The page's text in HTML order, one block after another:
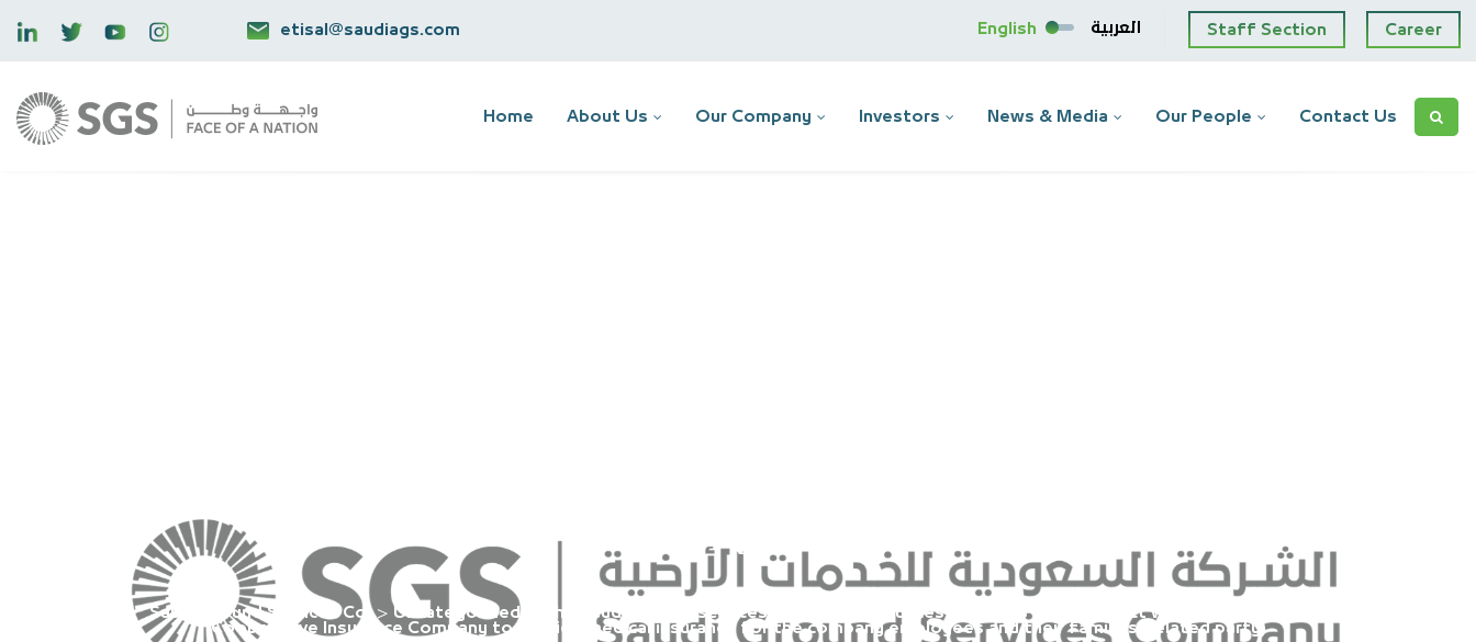
etisal@saudiags.com English العربية Staff Section Career
Home About Us Our Company Investors News & Media Our People Contact Us
their families (related party)
Saudi Ground Services Co. > Uncategorized
The Saudi Ground services company announces the signs of a contract with Bupa Arabia for
Cooperative Insurance Company to provide medical insurance for the company employees and their families (related party)